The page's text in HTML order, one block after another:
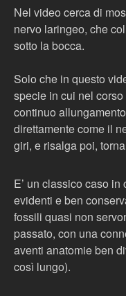
Nel video cerca di
nervo laringeo, che
sotto la bocca.
Solo che in questo
specie in cui nel
continuo
direttamente come il
giri, e risalga poi,
E’ un classico caso
evidenti e ben
fossili quasi non
passato, con una
aventi anatomie ben
così lungo).